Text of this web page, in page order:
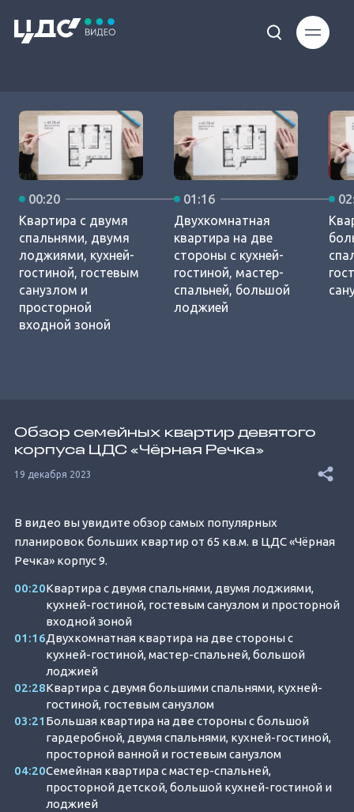
00:20
Квартира с двумя
спальнями, двумя
лоджиями, кухней-
гостиной, гостевым
санузлом и
просторной
входной зоной
01:16
Двухкомнатная
квартира на две
стороны с кухней-
гостиной, мастер-
спальней, большой
лоджией
Обзор семейных квартир девятого
корпуса ЦДС «Чёрная Речка»
19 декабря 2023
В видео вы увидите обзор самых популярных
планировок больших квартир от 65 кв.м. в ЦДС «Чёрная
Речка» корпус 9.
00:20Квартира с двумя спальнями, двумя лоджиями,
кухней-гостиной, гостевым санузлом и просторной
входной зоной
01:16Двухкомнатная квартира на две стороны с
кухней-гостиной, мастер-спальней, большой
лоджией
02:28Квартира с двумя большими спальнями, кухней-
гостиной, гостевым санузлом
03:21 Большая квартира на две стороны с большой
гардеробной, двумя спальнями, кухней-гостиной,
просторной ванной и гостевым санузлом
04:20Семейная квартира с мастер-спальней,
просторной детской, большой кухней-гостиной и
лоджией